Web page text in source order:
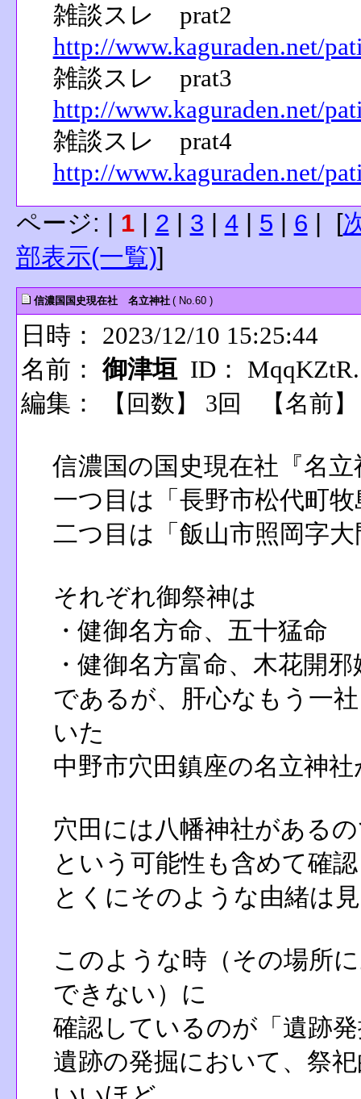
雑談スレ prat2
http://www.kaguraden.net/
雑談スレ prat3
http://www.kaguraden.net/
雑談スレ prat4
http://www.kaguraden.net/
ページ: | 1| 2 3 4| 5 6 | [
部表示(一覧)]
信濃国国史現在社 名立神社 ( No.60 )
日時： 2023/12/10 15:25:44
名前： 御津垣ID： MqqKZtR.
編集：
【回数】 3回 【名前
信濃国の国史現在社『名
一つ目は「長野市松代町
二つ目は「飯山市照岡字
それぞれ御祭神は
・健御名方命、五十猛命
・健御名方富命、木花開
であるが、肝心なもう一
いた
中野市穴田鎮座の名立神
穴田には八幡神社がある
という可能性も含めて確
とくにそのような由緒は
このような時（その場所
できない）に
確認しているのが「遺跡
遺跡の発掘において、祭